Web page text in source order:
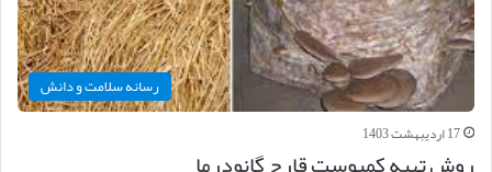
رسانه سلامت و دانش
17 اردیبهشت 1403